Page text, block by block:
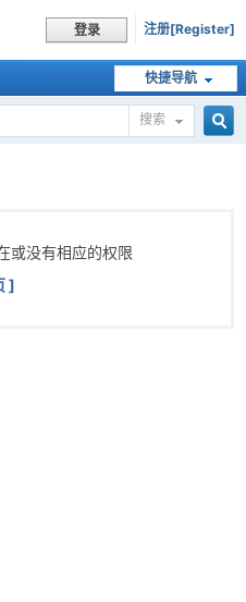
登录 注册[Register]
快捷导航
搜索
或没有相应的权限
]